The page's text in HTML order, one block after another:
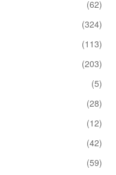
(62)
(324)
(113)
(203)
(5)
(28)
(12)
(42)
(59)